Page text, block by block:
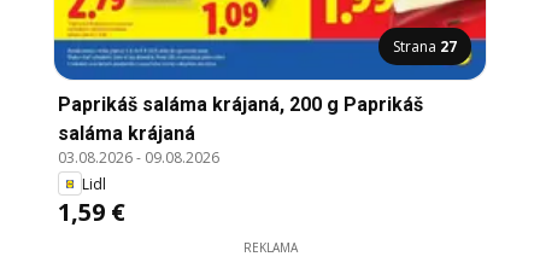
Strana 27
Paprikáš saláma krájaná, 200 g Paprikáš
saláma krájaná
03.08.2026- 09.08.2026
Lidl
1,59 €
REKLAMA